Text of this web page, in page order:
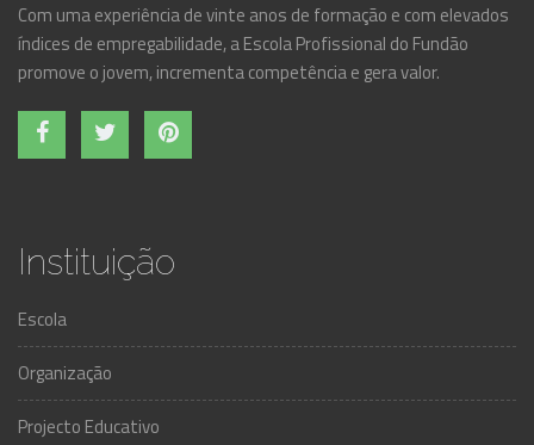
Com uma experiência de vinte anos de formação e com elevados
índices de empregabilidade, a Escola Profissional do Fundão
promove o jovem, incrementa competência e gera valor.
Instituição
Escola
Organização
Projecto Educativo